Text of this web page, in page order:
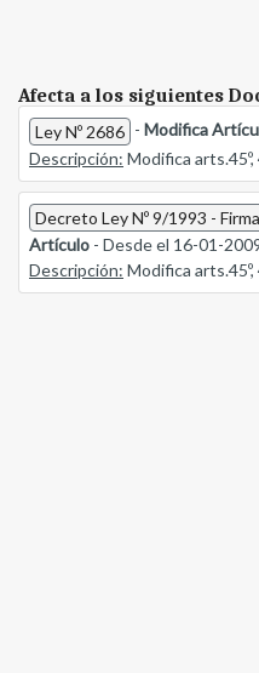
Afecta a los siguientes
Ley Nº 2686 - Modifica
Descripción: Modifica arts.45º,
Decreto Ley Nº 9/1993 -
Artículo - Desde el 16-01-
Descripción: Modifica arts.45º,